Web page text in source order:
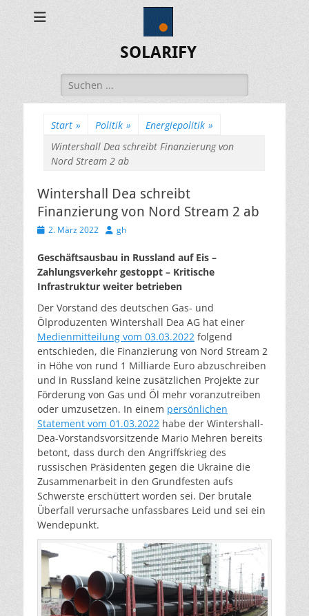
SOLARIFY
Suchen
nach:
Start » Politik » Energiepolitik »
Wintershall Dea schreibt Finanzierung von
Nord Stream 2 ab
Wintershall Dea schreibt
Finanzierung von Nord Stream 2 ab
Veröffentlicht
2. März 2022 Autor
gh
Geschäftsausbau in Russland auf Eis –
Zahlungsverkehr gestoppt – Kritische
Infrastruktur weiter betrieben
Der Vorstand des deutschen Gas- und
Ölproduzenten Wintershall Dea AG hat einer
Medienmitteilung vom 03.03.2022 folgend
entschieden, die Finanzierung von Nord Stream 2
in Höhe von rund 1 Milliarde Euro abzuschreiben
und in Russland keine zusätzlichen Projekte zur
Förderung von Gas und Öl mehr voranzutreiben
oder umzusetzen. In einem persönlichen
Statement vom 01.03.2022 habe der Wintershall-
Dea-Vorstandsvorsitzende Mario Mehren bereits
betont, dass durch den Angriffskrieg des
russischen Präsidenten gegen die Ukraine die
Zusammenarbeit in den Grundfesten aufs
Schwerste erschüttert worden sei. Der brutale
Überfall verursache unfassbares Leid und sei ein
Wendepunkt.